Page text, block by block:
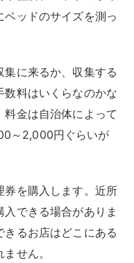
ベッドのサイズを測っ
に来るか、収集する
料はいくらなのかな
料金は自治体によって
～2,000円ぐらいが
券を購入します。近所
できる場合がありま
るお店はどこにある
せん。